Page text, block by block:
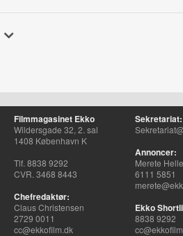
Filmmagasinet Ekko
Wildersgade 32, 2. sal
1408 København K
Tlf. 8838 9292
CVR. 3468 8443
Chefredaktør:
Claus Christensen
2729 0011
cc@ekkofilm.dk
Sekretariat:
Annoncer:
Merete
6111 5851
Ekko
8838 9292